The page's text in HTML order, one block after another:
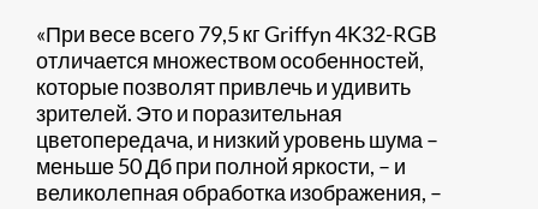
«При весе всего 79,5 кг Griffyn 4K32-RGB
отличается множеством особенностей,
которые позволят привлечь и удивить
зрителей. Это и поразительная
цветопередача, и низкий уровень шума –
меньше 50 Дб при полной яркости, – и
великолепная обработка изображения, –